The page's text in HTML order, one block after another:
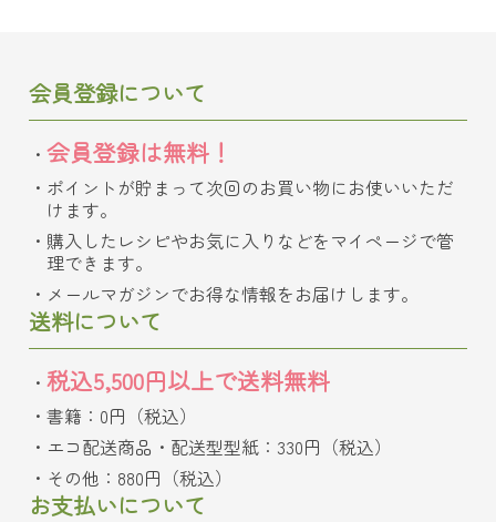
会員登録について
会員登録は無料！
ポイントが貯まって次回のお買い物にお使いいただ
けます。
購入したレシピやお気に入りなどをマイページで管
理できます。
メールマガジンでお得な情報をお届けします。
送料について
税込5,500円以上で送料無料
書籍：0円（税込）
エコ配送商品・配送型型紙：330円（税込）
その他：880円（税込）
お支払いについて